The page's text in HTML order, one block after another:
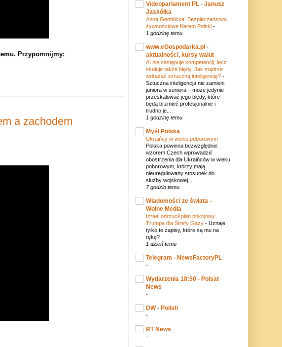
Przypomnijmy:
a zachodem
Videoparlament PL - Janusz
Jaskółka
Anna Gembicka: Bezpieczeństwo
żywnościowe filarem Polski -
1 godzinę temu
www.eGospodarka.pl -
aktualności, kursy walut
AI nie zastępuje kompetencji, lecz
skaluje także błędy. Jak mądrze
wdrażać sztuczną inteligencję? -
Sztuczna inteligencja nie zamieni
juniora w seniora – może jedynie
przeskalować jego błędy, które
będą brzmieć profesjonalnie i
trudno je...
1 godzinę temu
Myśl Polska
Ukraińcy w wieku poborowym -
Polska powinna bezwzględnie
wzorem Czech wprowadzić
obostrzenia dla Ukraińców w wieku
poborowym, którzy mają
nieuregulowany stosunek do
służby wojskowej....
7 godzin temu
Wiadomości ze świata –
Wolne Media
Izrael odrzucił plan pokojowy
Trumpa dla Strefy Gazy - Uznaje
tylko te zapisy, które są mu na
rękę?
1 dzień temu
Telegram - NewsFactoryPL
-
Wydarzenia 18:50 - Polsat
News
-
DW - Polish
-
RT News
-